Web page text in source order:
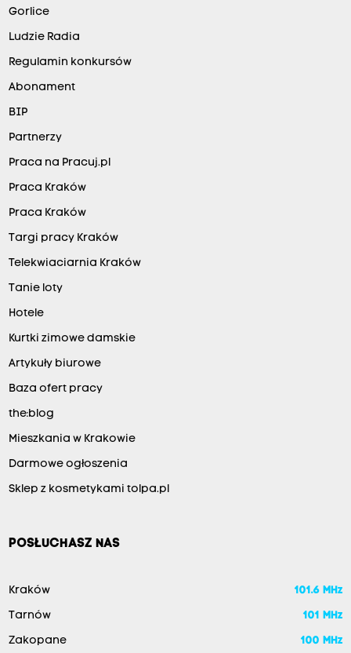
Gorlice
Ludzie Radia
Regulamin konkursów
Abonament
BIP
Partnerzy
Praca na Pracuj.pl
Praca Kraków
Praca Kraków
Targi pracy Kraków
Telekwiaciarnia Kraków
Tanie loty
Hotele
Kurtki zimowe damskie
Artykuły biurowe
Baza ofert pracy
the:blog
Mieszkania w Krakowie
Darmowe ogłoszenia
Sklep z kosmetykami tolpa.pl
POSŁUCHASZ NAS
Kraków 101.6 MHz
Tarnów 101 MHz
Zakopane 100 MHz